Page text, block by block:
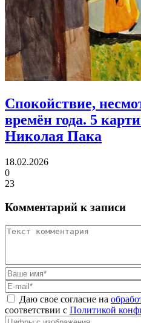
Спокойствие,
времён года. 5
Николая Пака
18.02.2026
0
23
Комментарий к записи
Даю свое согласие на
соответствии с Политикой